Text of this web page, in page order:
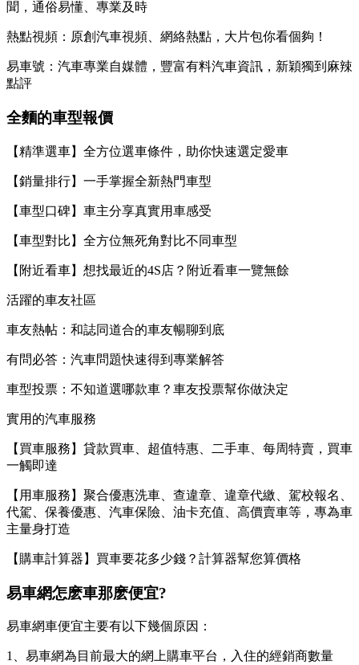
聞，通俗易懂、專業及時
熱點視頻：原創汽車視頻、網絡熱點，大片包你看個夠！
易車號：汽車專業自媒體，豐富有料汽車資訊，新穎獨到麻辣
點評
全麵的車型報價
【精準選車】全方位選車條件，助你快速選定愛車
【銷量排行】一手掌握全新熱門車型
【車型口碑】車主分享真實用車感受
【車型對比】全方位無死角對比不同車型
【附近看車】想找最近的4S店？附近看車一覽無餘
活躍的車友社區
車友熱帖：和誌同道合的車友暢聊到底
有問必答：汽車問題快速得到專業解答
車型投票：不知道選哪款車？車友投票幫你做決定
實用的汽車服務
【買車服務】貸款買車、超值特惠、二手車、每周特賣，買車
一觸即達
【用車服務】聚合優惠洗車、查違章、違章代繳、駕校報名、
代駕、保養優惠、汽車保險、油卡充值、高價賣車等，專為車
主量身打造
【購車計算器】買車要花多少錢？計算器幫您算價格
易車網怎麽車那麽便宜?
易車網車便宜主要有以下幾個原因：
1、易車網為目前最大的網上購車平台，入住的經銷商數量